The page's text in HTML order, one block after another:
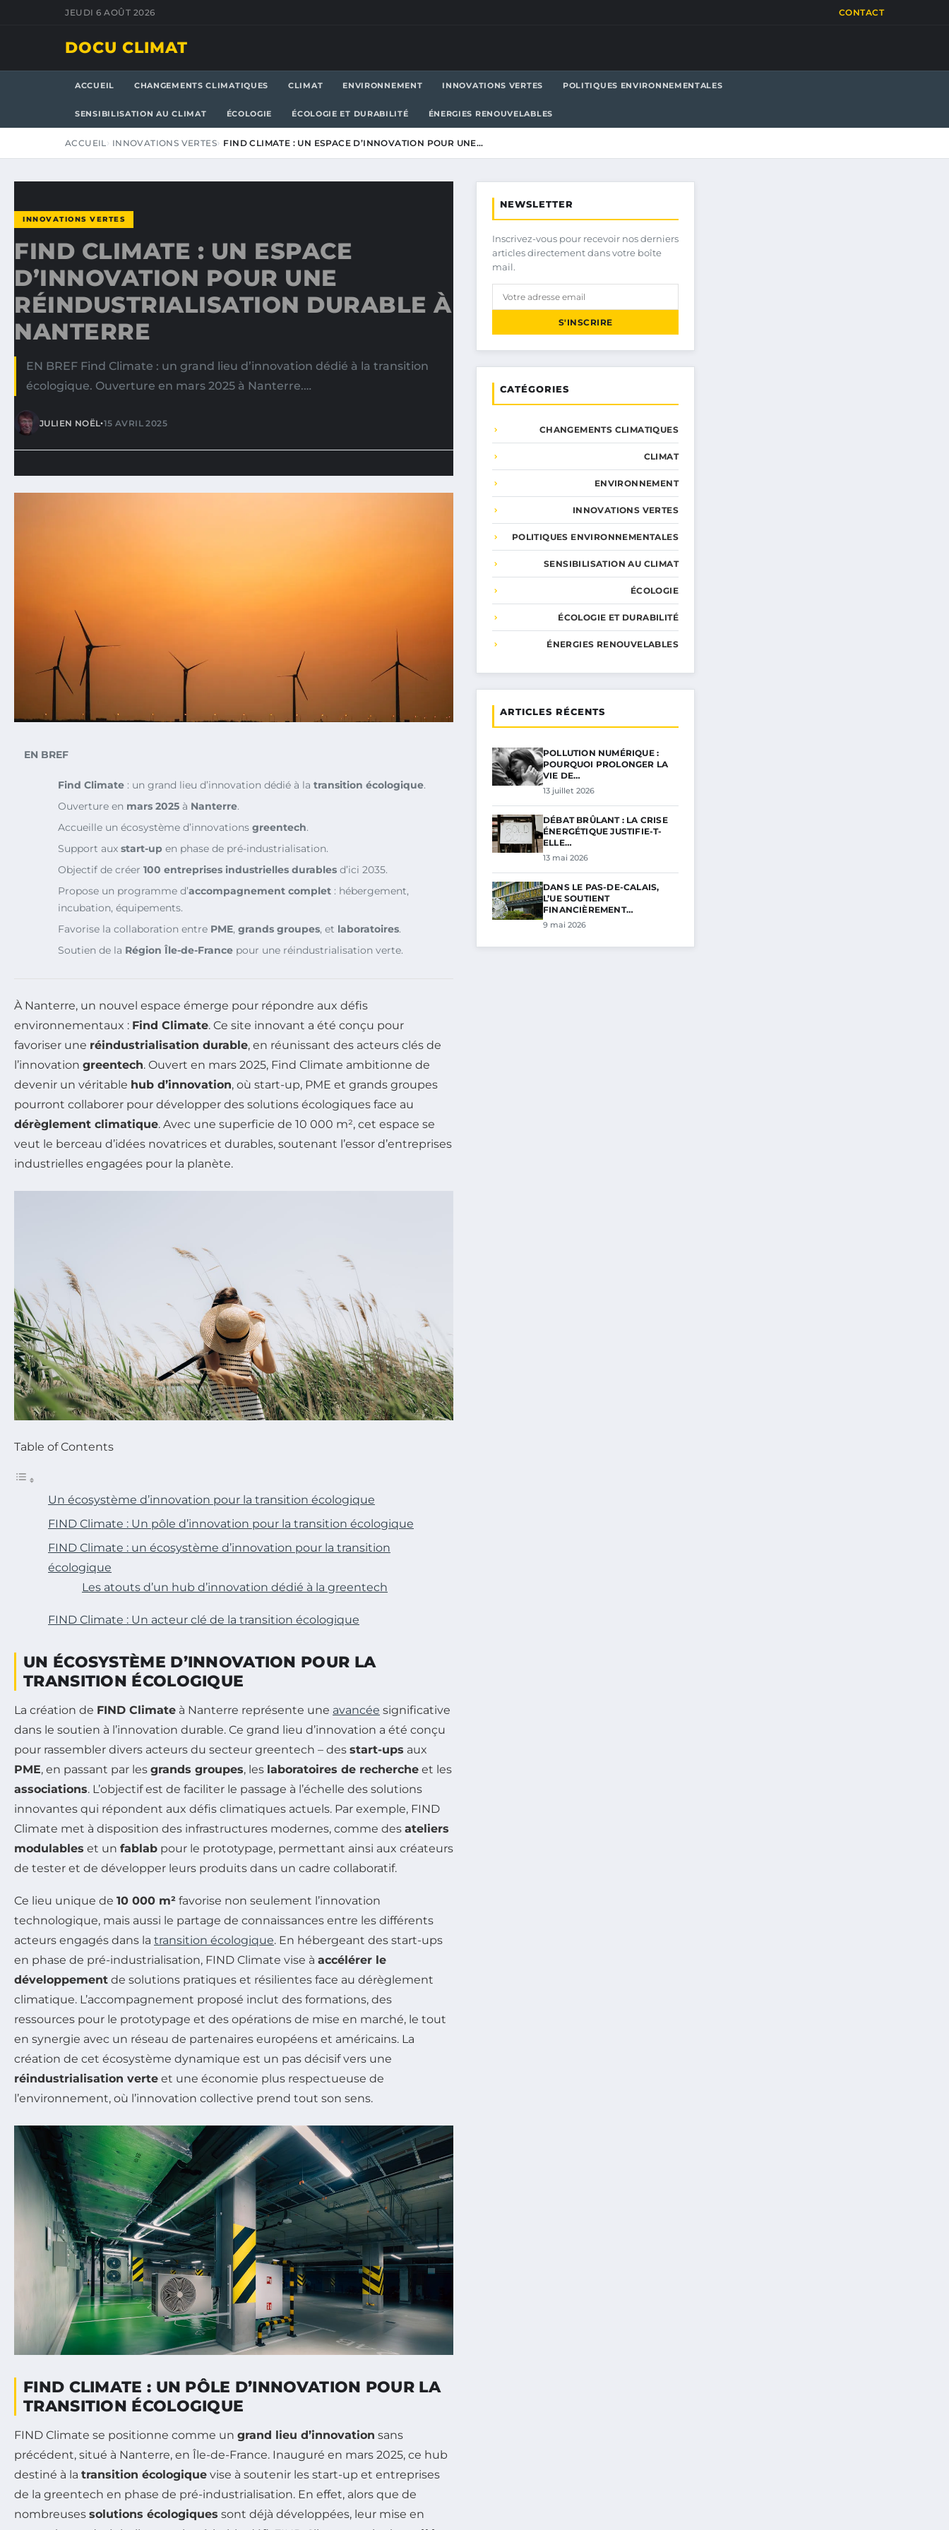
JEUDI 6 AOÛT 2026 CONTACT
DOCU CLIMAT
ACCUEIL CHANGEMENTS CLIMATIQUES CLIMAT ENVIRONNEMENT INNOVATIONS VERTES POLITIQUES ENVIRONNEMENTALES
SENSIBILISATION AU CLIMAT ÉCOLOGIE ÉCOLOGIE ET DURABILITÉ ÉNERGIES RENOUVELABLES
ACCUEIL INNOVATIONS VERTES FIND CLIMATE : UN ESPACE D’INNOVATION POUR UNE…
INNOVATIONS VERTES
FIND CLIMATE : UN ESPACE
D’INNOVATION POUR UNE
RÉINDUSTRIALISATION DURABLE À
NANTERRE
EN BREF Find Climate : un grand lieu d’innovation dédié à la transition
écologique. Ouverture en mars 2025 à Nanterre.…
JULIEN NOËL•15 AVRIL 2025
EN BREF
Find Climate : un grand lieu d’innovation dédié à la transition écologique.
Ouverture en mars 2025 à Nanterre.
Accueille un écosystème d’innovations greentech.
Support aux start-up en phase de pré-industrialisation.
Objectif de créer 100 entreprises industrielles durables d’ici 2035.
Propose un programme d’accompagnement complet : hébergement,
incubation, équipements.
Favorise la collaboration entre PME, grands groupes, et laboratoires.
Soutien de la Région Île-de-France pour une réindustrialisation verte.
À Nanterre, un nouvel espace émerge pour répondre aux défis
environnementaux : Find Climate. Ce site innovant a été conçu pour
favoriser une réindustrialisation durable, en réunissant des acteurs clés de
l’innovation greentech. Ouvert en mars 2025, Find Climate ambitionne de
devenir un véritable hub d’innovation, où start-up, PME et grands groupes
pourront collaborer pour développer des solutions écologiques face au
dérèglement climatique. Avec une superficie de 10 000 m², cet espace se
veut le berceau d’idées novatrices et durables, soutenant l’essor d’entreprises
industrielles engagées pour la planète.
Table of Contents
Un écosystème d’innovation pour la transition écologique
FIND Climate : Un pôle d’innovation pour la transition écologique
FIND Climate : un écosystème d’innovation pour la transition
écologique
Les atouts d’un hub d’innovation dédié à la greentech
FIND Climate : Un acteur clé de la transition écologique
UN ÉCOSYSTÈME D’INNOVATION POUR LA
TRANSITION ÉCOLOGIQUE
La création de FIND Climate à Nanterre représente une avancée significative
dans le soutien à l’innovation durable. Ce grand lieu d’innovation a été conçu
pour rassembler divers acteurs du secteur greentech – des start-ups aux
PME, en passant par les grands groupes, les laboratoires de recherche et les
associations. L’objectif est de faciliter le passage à l’échelle des solutions
innovantes qui répondent aux défis climatiques actuels. Par exemple, FIND
Climate met à disposition des infrastructures modernes, comme des ateliers
modulables et un fablab pour le prototypage, permettant ainsi aux créateurs
de tester et de développer leurs produits dans un cadre collaboratif.
Ce lieu unique de 10 000 m² favorise non seulement l’innovation
technologique, mais aussi le partage de connaissances entre les différents
acteurs engagés dans la transition écologique. En hébergeant des start-ups
en phase de pré-industrialisation, FIND Climate vise à accélérer le
développement de solutions pratiques et résilientes face au dérèglement
climatique. L’accompagnement proposé inclut des formations, des
ressources pour le prototypage et des opérations de mise en marché, le tout
en synergie avec un réseau de partenaires européens et américains. La
création de cet écosystème dynamique est un pas décisif vers une
réindustrialisation verte et une économie plus respectueuse de
l’environnement, où l’innovation collective prend tout son sens.
FIND CLIMATE : UN PÔLE D’INNOVATION POUR LA
TRANSITION ÉCOLOGIQUE
FIND Climate se positionne comme un grand lieu d’innovation sans
précédent, situé à Nanterre, en Île-de-France. Inauguré en mars 2025, ce hub
destiné à la transition écologique vise à soutenir les start-up et entreprises
de la greentech en phase de pré-industrialisation. En effet, alors que de
nombreuses solutions écologiques sont déjà développées, leur mise en
NEWSLETTER
Inscrivez-vous pour recevoir nos derniers
articles directement dans votre boîte
mail.
S'INSCRIRE
CATÉGORIES
CHANGEMENTS CLIMATIQUES
CLIMAT
ENVIRONNEMENT
INNOVATIONS VERTES
POLITIQUES ENVIRONNEMENTALES
SENSIBILISATION AU CLIMAT
ÉCOLOGIE
ÉCOLOGIE ET DURABILITÉ
ÉNERGIES RENOUVELABLES
ARTICLES RÉCENTS
POLLUTION NUMÉRIQUE :
POURQUOI PROLONGER LA
VIE DE…
13 juillet 2026
DÉBAT BRÛLANT : LA CRISE
ÉNERGÉTIQUE JUSTIFIE-T-
ELLE…
13 mai 2026
DANS LE PAS-DE-CALAIS,
L’UE SOUTIENT
FINANCIÈREMENT…
9 mai 2026